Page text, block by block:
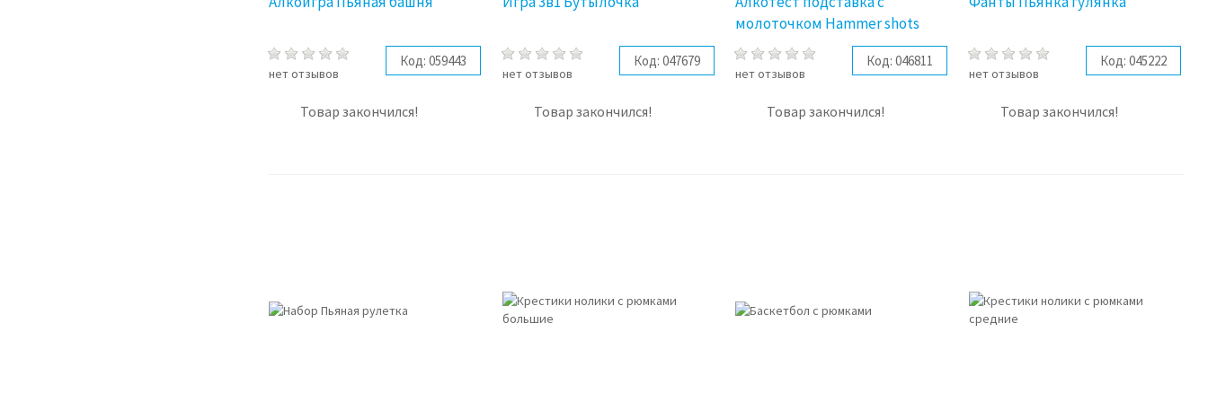
нет отзывов
Код: 059443
Товар закончился!
нет отзывов
Код: 047679
Товар закончился!
молоточком Hammer shots
нет отзывов
Код: 046811
Товар закончился!
нет отзывов
Код: 045222
Товар закончился!